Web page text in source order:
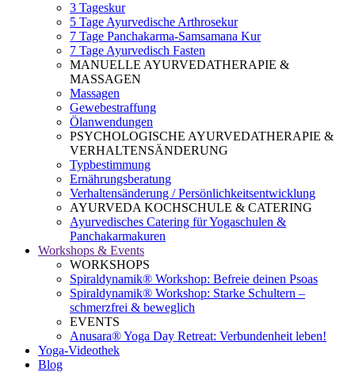
3 Tageskur
5 Tage Ayurvedische Arthrosekur
7 Tage Panchakarma-Samsamana Kur
7 Tage Ayurvedisch Fasten
MANUELLE AYURVEDATHERAPIE &
MASSAGEN
Massagen
Gewebestraffung
Ölanwendungen
PSYCHOLOGISCHE AYURVEDATHERAPIE &
VERHALTENSÄNDERUNG
Typbestimmung
Ernährungsberatung
Verhaltensänderung / Persönlichkeitsentwicklung
AYURVEDA KOCHSCHULE & CATERING
Ayurvedisches Catering für Yogaschulen &
Panchakarmakuren
Workshops & Events
WORKSHOPS
Spiraldynamik® Workshop: Befreie deinen Psoas
Spiraldynamik® Workshop: Starke Schultern –
schmerzfrei & beweglich
EVENTS
Anusara® Yoga Day Retreat: Verbundenheit leben!
Yoga-Videothek
Blog